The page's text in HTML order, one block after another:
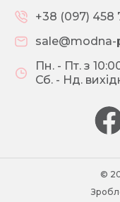
+38 (097) 458
sale@modna-
Пн. - Пт. з
Сб. - Нд.
©